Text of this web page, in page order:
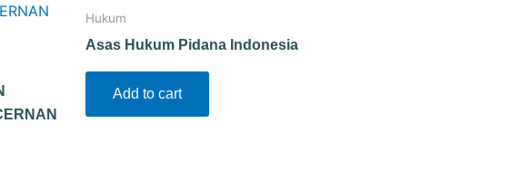
Hukum
Asas Hukum Pidana Indonesia
Add to cart